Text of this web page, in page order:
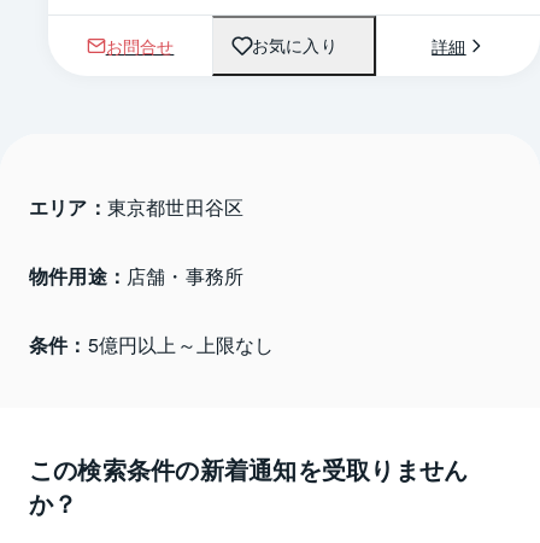
お問合せ お気に入り 詳細
エリア： 東京都世田谷区
物件用途： 店舗・事務所
条件： 5億円以上～上限なし
この検索条件の新着通知を受取りません
か？